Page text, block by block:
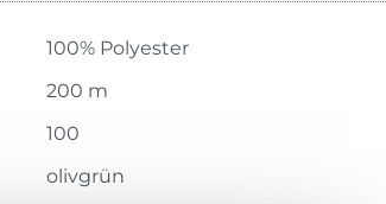
100% Polyester
200 m
100
olivgrün